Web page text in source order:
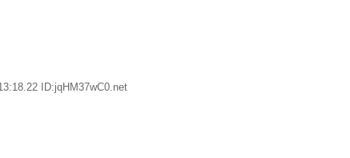
ID:jqHM37wC0.net